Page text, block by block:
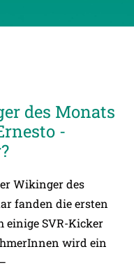
des Monats
-
Wikinger des
fanden die ersten
einige SVR-Kicker
wird ein